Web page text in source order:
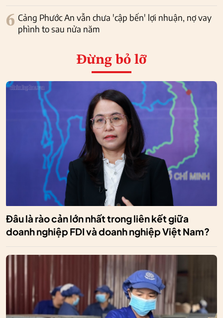
6 Cảng Phước An vẫn chưa 'cập bến' lợi nhuận, nợ vay
phình to sau nửa năm
Đừng bỏ lỡ
Đâu là rào cản lớn nhất trong liên kết giữa
doanh nghiệp FDI và doanh nghiệp Việt Nam?